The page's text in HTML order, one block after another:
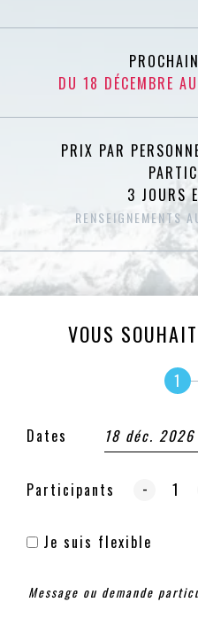
DU 18 DÉCEMBRE
PRIX PAR
3 JOURS
VOUS
1
Dates 18 déc.
Participants -
Je suis flexible